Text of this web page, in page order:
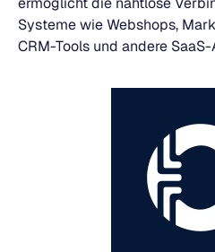
Systeme wie Webshops,
CRM-Tools und andere